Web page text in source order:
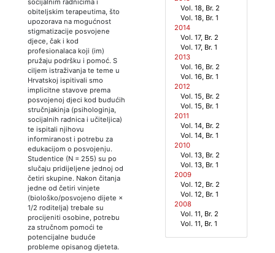
obiteljskim terapeutima, što
upozorava na mogućnost
stigmatizacije posvojene
djece, čak i kod
profesionalaca koji (im)
pružaju podršku i pomoć. S
ciljem istraživanja te teme u
Hrvatskoj ispitivali smo
implicitne stavove prema
posvojenoj djeci kod budućih
stručnjakinja (psihologinja,
socijalnih radnica i učiteljica)
te ispitali njihovu
informiranost i potrebu za
edukacijom o posvojenju.
Studentice (N = 255) su po
slučaju pridijeljene jednoj od
četiri skupine. Nakon čitanja
jedne od četiri vinjete
(biološko/posvojeno dijete ×
1/2 roditelja) trebale su
procijeniti osobine, potrebu
za stručnom pomoći te
potencijalne buduće
probleme opisanog djeteta.
Vol. 18, Br. 2
Vol. 18, Br. 1
2014
Vol. 17, Br. 2
Vol. 17, Br. 1
2013
Vol. 16, Br. 2
Vol. 16, Br. 1
2012
Vol. 15, Br. 2
Vol. 15, Br. 1
2011
Vol. 14, Br. 2
Vol. 14, Br. 1
2010
Vol. 13, Br. 2
Vol. 13, Br. 1
2009
Vol. 12, Br. 2
Vol. 12, Br. 1
2008
Vol. 11, Br. 2
Vol. 11, Br. 1